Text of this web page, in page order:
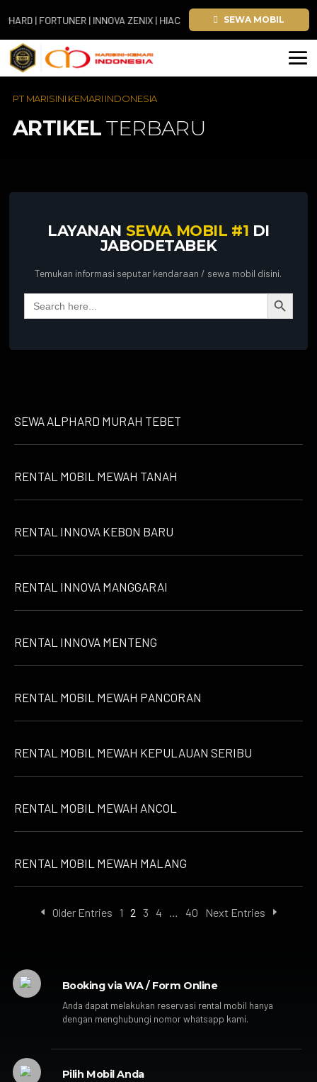
| FORTUNER | INNOVA ZENIX | HIACE SEWA MOBIL
PT MARISINI KEMARI INDONESIA
ARTIKEL TERBARU
LAYANAN SEWA MOBIL #1 DI
JABODETABEK
Temukan informasi seputar kendaraan / sewa mobil disini.
Search
for:
Search Button
SEWA ALPHARD MURAH TEBET
RENTAL MOBIL MEWAH TANAH
RENTAL INNOVA KEBON BARU
RENTAL INNOVA MANGGARAI
RENTAL INNOVA MENTENG
RENTAL MOBIL MEWAH PANCORAN
RENTAL MOBIL MEWAH KEPULAUAN SERIBU
RENTAL MOBIL MEWAH ANCOL
RENTAL MOBIL MEWAH MALANG
Older Entries 1 2 3 4 40 Next Entries
Booking via WA / Form Online
Anda dapat melakukan reservasi rental mobil hanya
dengan menghubungi nomor whatsapp kami.
Pilih Mobil Anda